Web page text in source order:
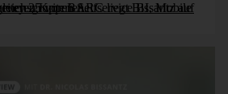
Selfservice BI, Mobile BI und zahlreichen weiteren Kriterien.